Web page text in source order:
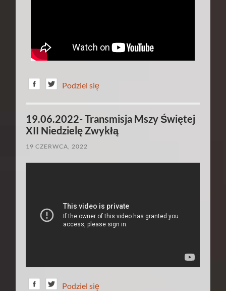
Podziel się
19.06.2022- Transmisja Mszy Świętej
XII Niedzielę Zwykłą
19 CZERWCA, 2022
Podziel się